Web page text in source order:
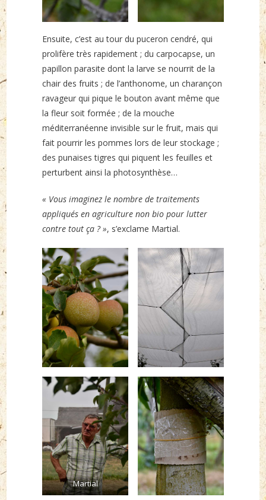
Ensuite, c’est au tour du puceron cendré, qui
prolifère très rapidement ; du carpocapse, un
papillon parasite dont la larve se nourrit de la
chair des fruits ; de l’anthonome, un charançon
ravageur qui pique le bouton avant même que
la fleur soit formée ; de la mouche
méditerranéenne invisible sur le fruit, mais qui
fait pourrir les pommes lors de leur stockage ;
des punaises tigres qui piquent les feuilles et
perturbent ainsi la photosynthèse…
« Vous imaginez le nombre de traitements
appliqués en agriculture non bio pour lutter
contre tout ça ? », s’exclame Martial.
Martial